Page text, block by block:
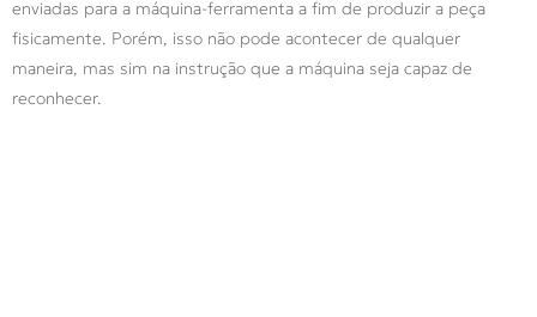
enviadas para a máquina-ferramenta a fim de produzir a peça
fisicamente. Porém, isso não pode acontecer de qualquer
maneira, mas sim na instrução que a máquina seja capaz de
reconhecer.